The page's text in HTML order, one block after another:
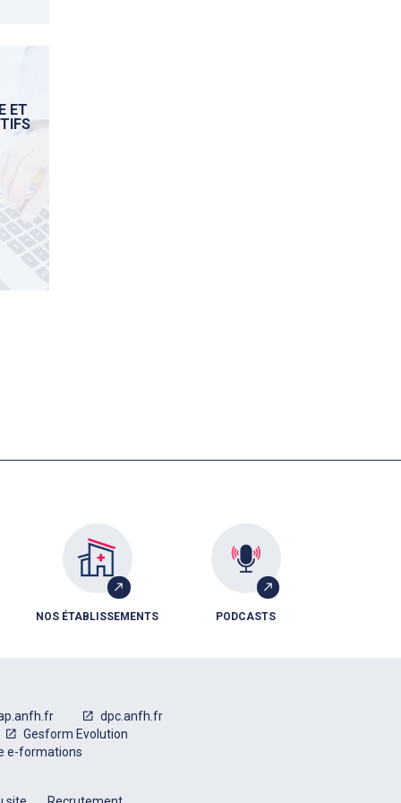
ET
NOS ÉTABLISSEMENTS PODCASTS
dpc.anfh.fr
Gesform Evolution
e-formations